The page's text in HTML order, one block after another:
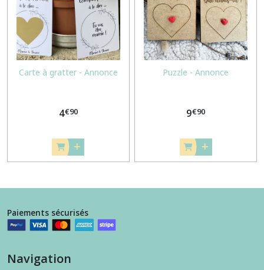
Carte à gratter - Annonce
4€90
Puzzle - Annonce
9€90
Paiements sécurisés
Navigation